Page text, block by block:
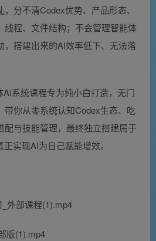
分不清Codex优势、产品形态、
线程、文件结构；不会管理智能体
，搭建出来的AI效率低下、无法落
系统课程专为纯小白打造，无门
带你从零系统认知Codex生态、吃
配与技能管理，最终独立搭建属于
实现AI为自己赋能增效。
外部课程(1).mp4
版(1).mp4